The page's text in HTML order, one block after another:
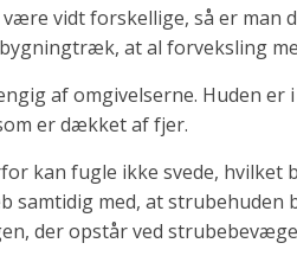
vidt forskellige, så er man
at al forveksling
af omgivelserne. Huden er
er dækket af fjer.
kan fugle ikke svede,
samtidig med, at
der opstår ved